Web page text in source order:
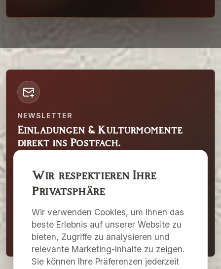
Wir respektieren Ihre
Privatsphäre
Wir verwenden Cookies, um Ihnen das
beste Erlebnis auf unserer Website zu
bieten, Zugriffe zu analysieren und
relevante Marketing-Inhalte zu zeigen.
Sie können Ihre Präferenzen jederzeit
NEWSLETTER
Einladungen & Kulturmomente
direkt ins Postfach.
Events und besonderen Programmpunkten
der Galerie Merkima und des Kulturzentrums
Newsletter abonnieren